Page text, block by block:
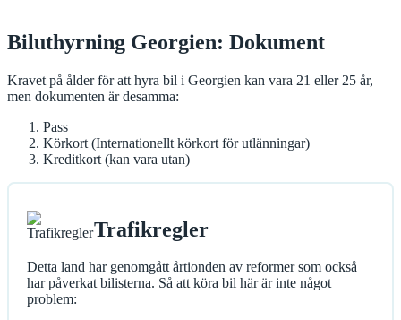
Biluthyrning Georgien: Dokument
Kravet på ålder för att hyra bil i Georgien kan vara 21 eller 25 år,
men dokumenten är desamma:
Pass
Körkort (Internationellt körkort för utlänningar)
Kreditkort (kan vara utan)
Trafikregler
Detta land har genomgått årtionden av reformer som också
har påverkat bilisterna. Så att köra bil här är inte något
problem: